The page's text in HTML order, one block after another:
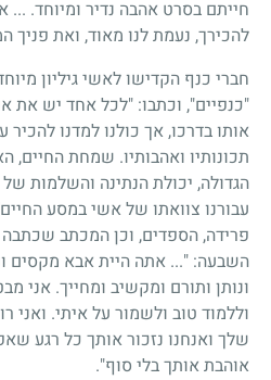
חייתם בסרט אהבה נדיר ומיוחד. ...
להכירך, נעמת לנו מאוד, ואת פניך
חברי כנף הקדישו לאשי גיליון
"כנפיים", וכתבו: "לכל אחד יש את
אותו בדרכו, אך כולנו למדנו להכיר
תכונותיו ואהבותיו. שמחת החיים,
הגדולה, יכולת הנתינה והשלמות
עבורנו צוואתו של אשי במסע
פרידה, הספדים, וכן המכתב שכתבה
השבעה: "... אתה היית אבא מקסים
ונותן ותורם ומקשיב ומחייך. אני
וללמוד טוב ולשמור על איתי. ואני
שלך ואנחנו נזכור אותך כל רגע
אוהבת אותך בלי סוף".